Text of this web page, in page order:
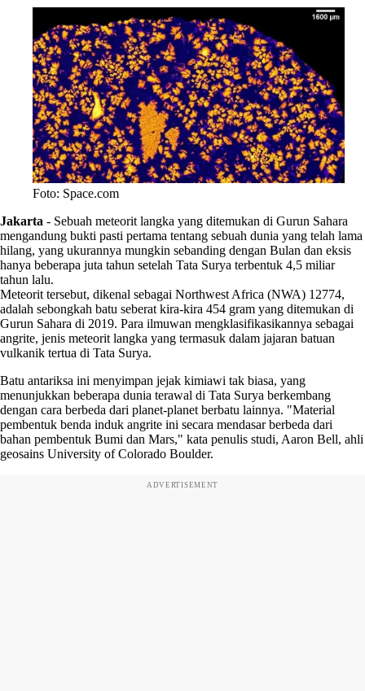
Foto: Space.com
Jakarta - Sebuah meteorit langka yang ditemukan di Gurun Sahara
mengandung bukti pasti pertama tentang sebuah dunia yang telah lama
hilang, yang ukurannya mungkin sebanding dengan Bulan dan eksis
hanya beberapa juta tahun setelah Tata Surya terbentuk 4,5 miliar
tahun lalu.
Meteorit tersebut, dikenal sebagai Northwest Africa (NWA) 12774,
adalah sebongkah batu seberat kira-kira 454 gram yang ditemukan di
Gurun Sahara di 2019. Para ilmuwan mengklasifikasikannya sebagai
angrite, jenis meteorit langka yang termasuk dalam jajaran batuan
vulkanik tertua di Tata Surya.
Batu antariksa ini menyimpan jejak kimiawi tak biasa, yang
menunjukkan beberapa dunia terawal di Tata Surya berkembang
dengan cara berbeda dari planet-planet berbatu lainnya. "Material
pembentuk benda induk angrite ini secara mendasar berbeda dari
bahan pembentuk Bumi dan Mars," kata penulis studi, Aaron Bell, ahli
geosains University of Colorado Boulder.
ADVERTISEMENT